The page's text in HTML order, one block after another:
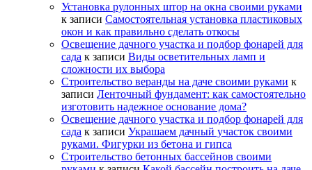
Установка рулонных штор на окна своими руками
к записи Самостоятельная установка пластиковых
окон и как правильно сделать откосы
Освещение дачного участка и подбор фонарей для
сада к записи Виды осветительных ламп и
сложности их выбора
Строительство веранды на даче своими руками к
записи Ленточный фундамент: как самостоятельно
изготовить надежное основание дома?
Освещение дачного участка и подбор фонарей для
сада к записи Украшаем дачный участок своими
руками. Фигурки из бетона и гипса
Строительство бетонных бассейнов своими